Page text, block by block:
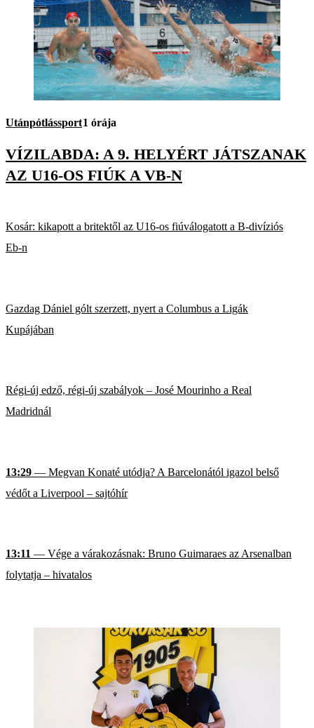
Utánpótlássport1 órája
VÍZILABDA: A 9. HELYÉRT JÁTSZANAK
AZ U16-OS FIÚK A VB-N
Kosár: kikapott a britektől az U16-os fiúválogatott a B-divíziós
Eb-n
Gazdag Dániel gólt szerzett, nyert a Columbus a Ligák
Kupájában
Régi-új edző, régi-új szabályok – José Mourinho a Real
Madridnál
13:29 — Megvan Konaté utódja? A Barcelonától igazol belső
védőt a Liverpool – sajtóhír
13:11 — Vége a várakozásnak: Bruno Guimaraes az Arsenalban
folytatja – hivatalos